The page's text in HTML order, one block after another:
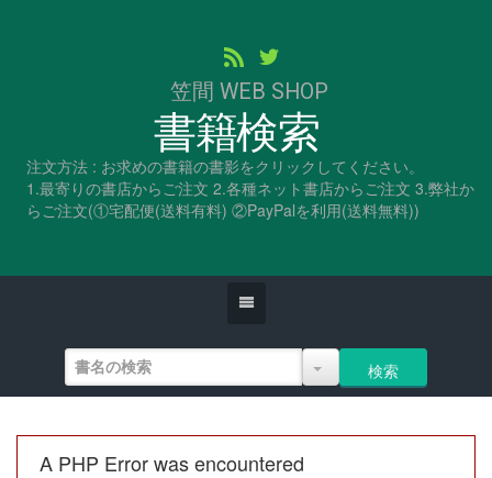
笠間 WEB SHOP
書籍検索
注文方法 : お求めの書籍の書影をクリックしてください。
1.最寄りの書店からご注文 2.各種ネット書店からご注文 3.弊社か
らご注文(①宅配便(送料有料) ②PayPalを利用(送料無料))
A PHP Error was encountered